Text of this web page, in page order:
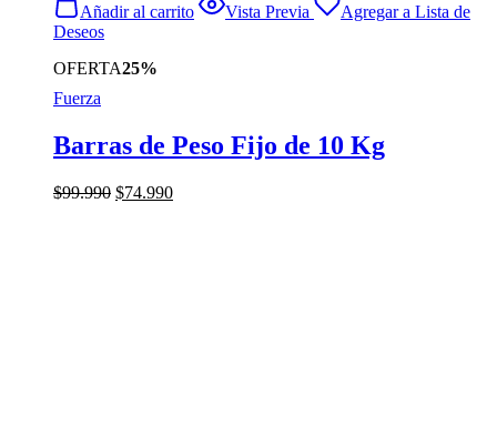
OFERTA25%
Añadir al carrito Vista Previa
Agregar a Lista de
Deseos
Fuerza
Barras de Peso Fijo de 10 Kg
$99.990 El
$74.990El